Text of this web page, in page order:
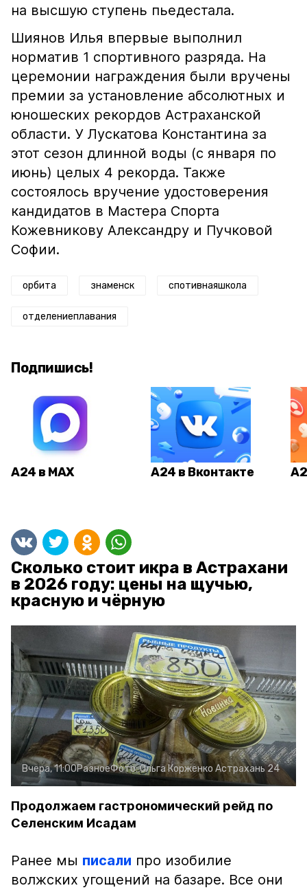
на высшую ступень пьедестала.
Шиянов Илья впервые выполнил
норматив 1 спортивного разряда. На
церемонии награждения были вручены
премии за установление абсолютных и
юношеских рекордов Астраханской
области. У Лускатова Константина за
этот сезон длинной воды (с января по
июнь) целых 4 рекорда. Также
состоялось вручение удостоверения
кандидатов в Мастера Спорта
Кожевникову Александру и Пучковой
Софии.
орбита знаменск спотивнаяшкола
отделениеплавания
Подпишись!
А24 в MAX А24 в Вконтакте
Сколько стоит икра в Астрахани
в 2026 году: цены на щучью,
красную и чёрную
Вчера, 11:00РазноеФото:Ольга Корженко Астрахань 24
Продолжаем гастрономический рейд по
Селенским Исадам
Ранее мы писали про изобилие
волжских угощений на базаре. Все они